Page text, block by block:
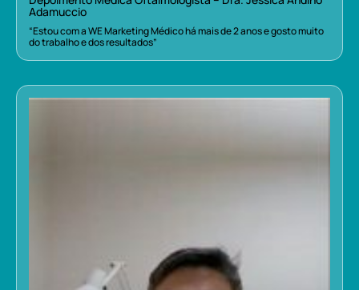
Adamuccio
“Estou com a WE Marketing Médico há mais de 2 anos e gosto muito
do trabalho e dos resultados”